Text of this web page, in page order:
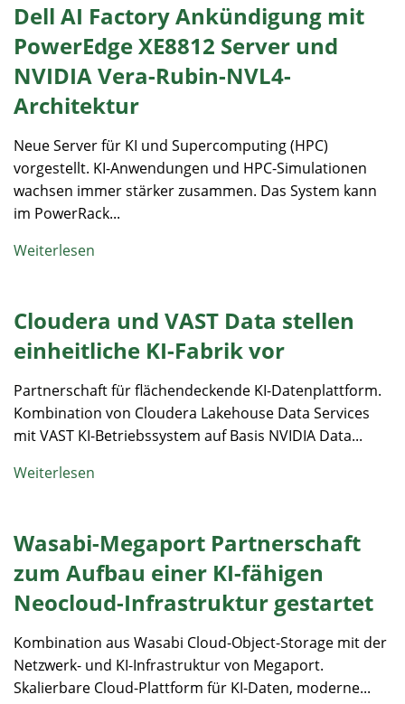
Dell AI Factory Ankündigung mit
PowerEdge XE8812 Server und
NVIDIA Vera-Rubin-NVL4-
Architektur
Neue Server für KI und Supercomputing (HPC)
vorgestellt. KI-Anwendungen und HPC-Simulationen
wachsen immer stärker zusammen. Das System kann
im PowerRack...
Weiterlesen
Cloudera und VAST Data stellen
einheitliche KI-Fabrik vor
Partnerschaft für flächendeckende KI-Datenplattform.
Kombination von Cloudera Lakehouse Data Services
mit VAST KI-Betriebssystem auf Basis NVIDIA Data...
Weiterlesen
Wasabi-Megaport Partnerschaft
zum Aufbau einer KI-fähigen
Neocloud-Infrastruktur gestartet
Kombination aus Wasabi Cloud-Object-Storage mit der
Netzwerk- und KI-Infrastruktur von Megaport.
Skalierbare Cloud-Plattform für KI-Daten, moderne...